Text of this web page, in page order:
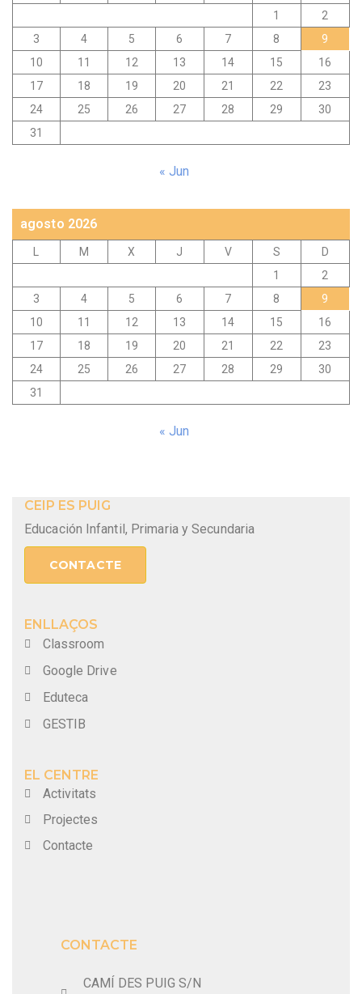
1
2
3
4 5 6 7 8
9
10
11 12 13 14 15
16
17
18 19 20 21 22
23
24
25 26 27 28 29
30
31
« Jun
agosto 2026
M X J V S
D
1
2
3
4 5 6 7 8
9
10
11 12 13 14 15
16
17
18 19 20 21 22
23
24
25 26 27 28 29
30
31
« Jun
CEIP ES PUIG
Educación Infantil, Primaria y Secundaria
CONTACTE
ENLLAÇOS
Classroom
Google Drive
Eduteca
GESTIB
EL CENTRE
Activitats
Projectes
Contacte
CONTACTE
CAMÍ DES PUIG S/N